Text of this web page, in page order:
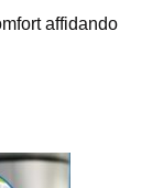
affidando